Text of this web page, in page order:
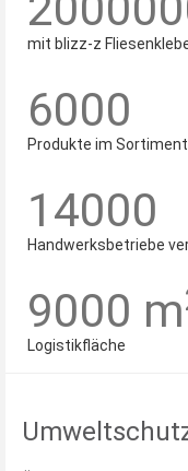
mit blizz-z
6000
Produkte im Sortiment
14000
Handwerksbetriebe
9000 m
Logistikfläche